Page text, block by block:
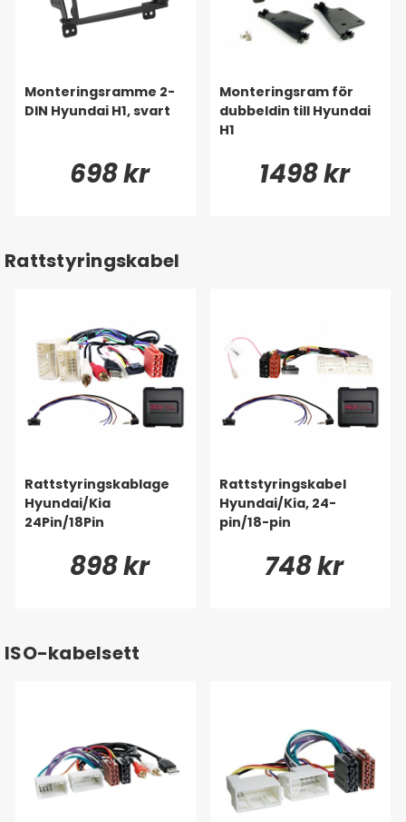
Monteringsramme 2-
DIN Hyundai H1, svart
698 kr
Monteringsram för
dubbeldin till Hyundai
H1
1498 kr
Rattstyringskabel
Rattstyringskablage
Hyundai/Kia
24Pin/18Pin
898 kr
Rattstyringskabel
Hyundai/Kia, 24-
pin/18-pin
748 kr
ISO-kabelsett